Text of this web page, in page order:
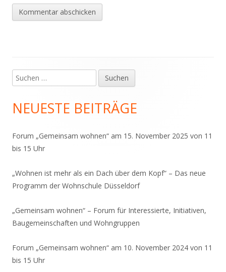
Haupt-
Seitenleiste
Suchen
nach:
NEUESTE BEITRÄGE
Forum „Gemeinsam wohnen“ am 15. November 2025 von 11
bis 15 Uhr
„Wohnen ist mehr als ein Dach über dem Kopf“ – Das neue
Programm der Wohnschule Düsseldorf
„Gemeinsam wohnen“ – Forum für Interessierte, Initiativen,
Baugemeinschaften und Wohngruppen
Forum „Gemeinsam wohnen“ am 10. November 2024 von 11
bis 15 Uhr